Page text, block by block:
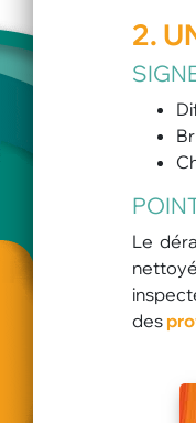
2.
Le
des